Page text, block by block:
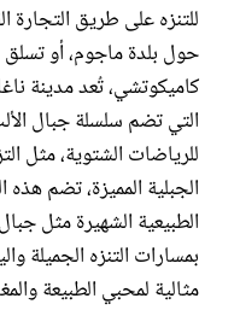
للتنزه على طريق التجارة
حول بلدة ماجوم، أو تسلق
كاميكوتشي، تُعد مدينة
التي تضم سلسلة جبال
للرياضات الشتوية، مثل
الجبلية المميزة، تضم
الطبيعية الشهيرة مثل
بمسارات التنزه الجميلة
مثالية لمحبي الطبيعة